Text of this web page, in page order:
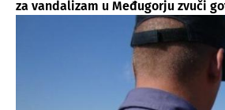
za vandalizam u Međugorju zvuči